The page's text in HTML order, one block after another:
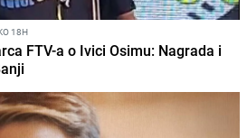
18H
FTV-a o Ivici Osimu: Nagrada i